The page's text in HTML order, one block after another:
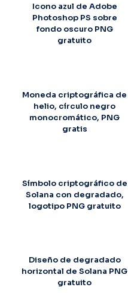
Icono azul de Adobe
Photoshop PS sobre
fondo oscuro PNG
gratuito
Moneda criptográfica de
helio, círculo negro
monocromático, PNG
gratis
Símbolo criptográfico de
Solana con degradado,
logotipo PNG gratuito
Diseño de degradado
horizontal de Solana PNG
gratuito